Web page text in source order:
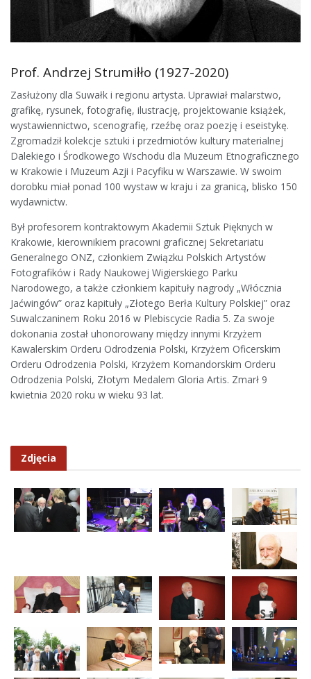
Prof. Andrzej Strumiłło (1927-2020)
Zasłużony dla Suwałk i regionu artysta. Uprawiał malarstwo,
grafikę, rysunek, fotografię, ilustrację, projektowanie książek,
wystawiennictwo, scenografię, rzeźbę oraz poezję i eseistykę.
Zgromadził kolekcje sztuki i przedmiotów kultury materialnej
Dalekiego i Środkowego Wschodu dla Muzeum Etnograficznego
w Krakowie i Muzeum Azji i Pacyfiku w Warszawie. W swoim
dorobku miał ponad 100 wystaw w kraju i za granicą, blisko 150
wydawnictw.
Był profesorem kontraktowym Akademii Sztuk Pięknych w
Krakowie, kierownikiem pracowni graficznej Sekretariatu
Generalnego ONZ, członkiem Związku Polskich Artystów
Fotografików i Rady Naukowej Wigierskiego Parku
Narodowego, a także członkiem kapituły nagrody „Włócznia
Jaćwingów” oraz kapituły „Złotego Berła Kultury Polskiej” oraz
Suwalczaninem Roku 2016 w Plebiscycie Radia 5. Za swoje
dokonania został uhonorowany między innymi Krzyżem
Kawalerskim Orderu Odrodzenia Polski, Krzyżem Oficerskim
Orderu Odrodzenia Polski, Krzyżem Komandorskim Orderu
Odrodzenia Polski, Złotym Medalem Gloria Artis. Zmarł 9
kwietnia 2020 roku w wieku 93 lat.
Zdjęcia